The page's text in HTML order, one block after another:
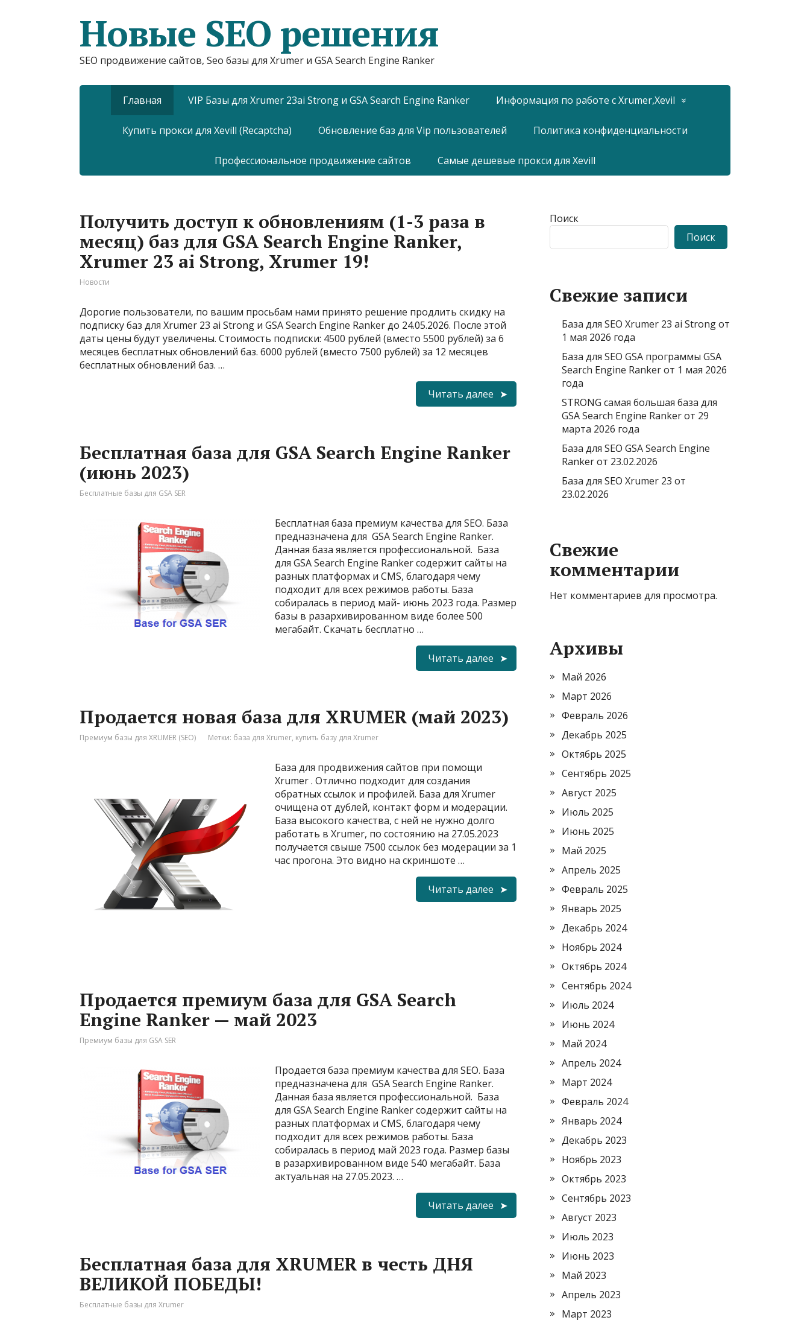
Новые SEO решения
SEO продвижение сайтов, Seo базы для Xrumer и GSA Search Engine Ranker
Главная VIP Базы для Xrumer 23ai Strong и GSA Search Engine Ranker Информация по работе с Xrumer,Xevil
Купить прокси для Xevill (Recaptcha) Обновление баз для Vip пользователей Политика конфиденциальности
Профессиональное продвижение сайтов Самые дешевые прокси для Xevill
Получить доступ к обновлениям (1-3 раза в
месяц) баз для GSA Search Engine Ranker,
Xrumer 23 ai Strong, Xrumer 19!
Новости
Дорогие пользователи, по вашим просьбам нами принято решение продлить скидку на
подписку баз для Xrumer 23 ai Strong и GSA Search Engine Ranker до 24.05.2026. После этой
даты цены будут увеличены. Стоимость подписки: 4500 рублей (вместо 5500 рублей) за 6
месяцев бесплатных обновлений баз. 6000 рублей (вместо 7500 рублей) за 12 месяцев
бесплатных обновлений баз. …
Читать далее
Бесплатная база для GSA Search Engine Ranker
(июнь 2023)
Бесплатные базы для GSA SER
Бесплатная база премиум качества для SEO. База
предназначена для GSA Search Engine Ranker.
Данная база является профессиональной. База
для GSA Search Engine Ranker содержит сайты на
разных платформах и CMS, благодаря чему
подходит для всех режимов работы. База
собиралась в период май- июнь 2023 года. Размер
базы в разархивированном виде более 500
мегабайт. Скачать бесплатно …
Читать далее
Продается новая база для XRUMER (май 2023)
Премиум базы для XRUMER (SEO) Метки: база для Xrumer, купить базу для Xrumer
База для продвижения сайтов при помощи
Xrumer . Отлично подходит для создания
обратных ссылок и профилей. База для Xrumer
очищена от дублей, контакт форм и модерации.
База высокого качества, с ней не нужно долго
работать в Xrumer, по состоянию на 27.05.2023
получается свыше 7500 ссылок без модерации за 1
час прогона. Это видно на скриншоте …
Читать далее
Продается премиум база для GSA Search
Engine Ranker — май 2023
Премиум базы для GSA SER
Продается база премиум качества для SEO. База
предназначена для GSA Search Engine Ranker.
Данная база является профессиональной. База
для GSA Search Engine Ranker содержит сайты на
разных платформах и CMS, благодаря чему
подходит для всех режимов работы. База
собиралась в период май 2023 года. Размер базы
в разархивированном виде 540 мегабайт. База
актуальная на 27.05.2023. …
Читать далее
Бесплатная база для XRUMER в честь ДНЯ
ВЕЛИКОЙ ПОБЕДЫ!
Бесплатные базы для Xrumer
Поиск
Поиск
Свежие записи
База для SEO Xrumer 23 ai Strong от
1 мая 2026 года
База для SEO GSA программы GSA
Search Engine Ranker от 1 мая 2026
года
STRONG самая большая база для
GSA Search Engine Ranker от 29
марта 2026 года
База для SEO GSA Search Engine
Ranker от 23.02.2026
База для SEO Xrumer 23 от
23.02.2026
Свежие
комментарии
Нет комментариев для просмотра.
Архивы
Май 2026
Март 2026
Февраль 2026
Декабрь 2025
Октябрь 2025
Сентябрь 2025
Август 2025
Июль 2025
Июнь 2025
Май 2025
Апрель 2025
Февраль 2025
Январь 2025
Декабрь 2024
Ноябрь 2024
Октябрь 2024
Сентябрь 2024
Июль 2024
Июнь 2024
Май 2024
Апрель 2024
Март 2024
Февраль 2024
Январь 2024
Декабрь 2023
Ноябрь 2023
Октябрь 2023
Сентябрь 2023
Август 2023
Июль 2023
Июнь 2023
Май 2023
Апрель 2023
Март 2023